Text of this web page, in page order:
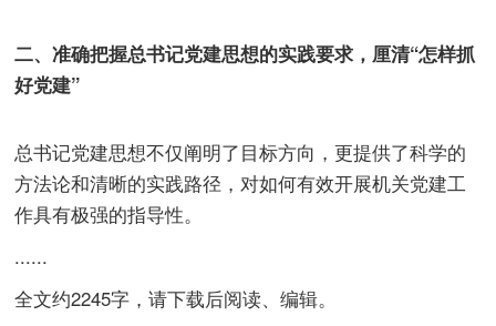
二、准确把握总书记党建思想的实践要求，厘清“怎样抓
好党建”
总书记党建思想不仅阐明了目标方向，更提供了科学的
方法论和清晰的实践路径，对如何有效开展机关党建工
作具有极强的指导性。
......
全文约2245字，请下载后阅读、编辑。